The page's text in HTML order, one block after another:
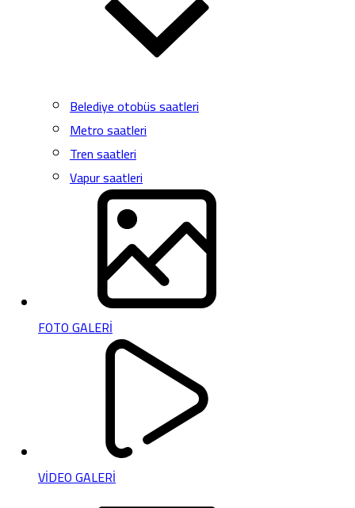
Belediye otobüs saatleri
Metro saatleri
Tren saatleri
Vapur saatleri
FOTO GALERİ
VİDEO GALERİ